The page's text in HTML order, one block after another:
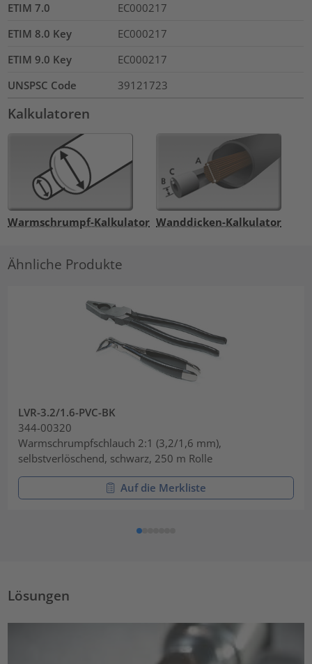
ETIM 7.0
EC000217
ETIM 8.0 Key
EC000217
ETIM 9.0 Key
EC000217
UNSPSC Code
39121723
Kalkulatoren
Warmschrumpf-Kalkulator Wanddicken-Kalkulator
Ähnliche Produkte
LVR-3.2/1.6-PVC-BK
344-00320
Warmschrumpfschlauch 2:1 (3,2/1,6 mm),
selbstverlöschend, schwarz, 250 m Rolle
Auf die Merkliste
Lösungen